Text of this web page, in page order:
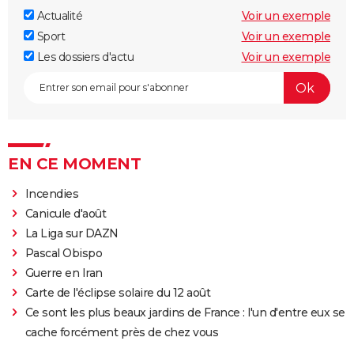
Actualité
Voir un exemple
Sport
Voir un exemple
Les dossiers d'actu
Voir un exemple
EN CE MOMENT
Incendies
Canicule d'août
La Liga sur DAZN
Pascal Obispo
Guerre en Iran
Carte de l'éclipse solaire du 12 août
Ce sont les plus beaux jardins de France : l'un d'entre eux se
cache forcément près de chez vous